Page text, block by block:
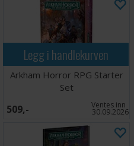
Legg i handlekurven
Arkham Horror RPG Starter
Set
509,- Ventes inn
30.09.2026